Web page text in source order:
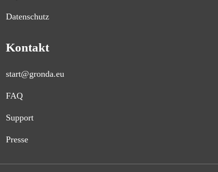
Datenschutz
Kontakt
start@gronda.eu
FAQ
Support
Presse